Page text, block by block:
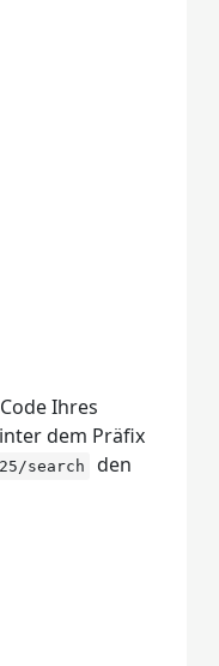
Ihres
dem Präfix
search
den